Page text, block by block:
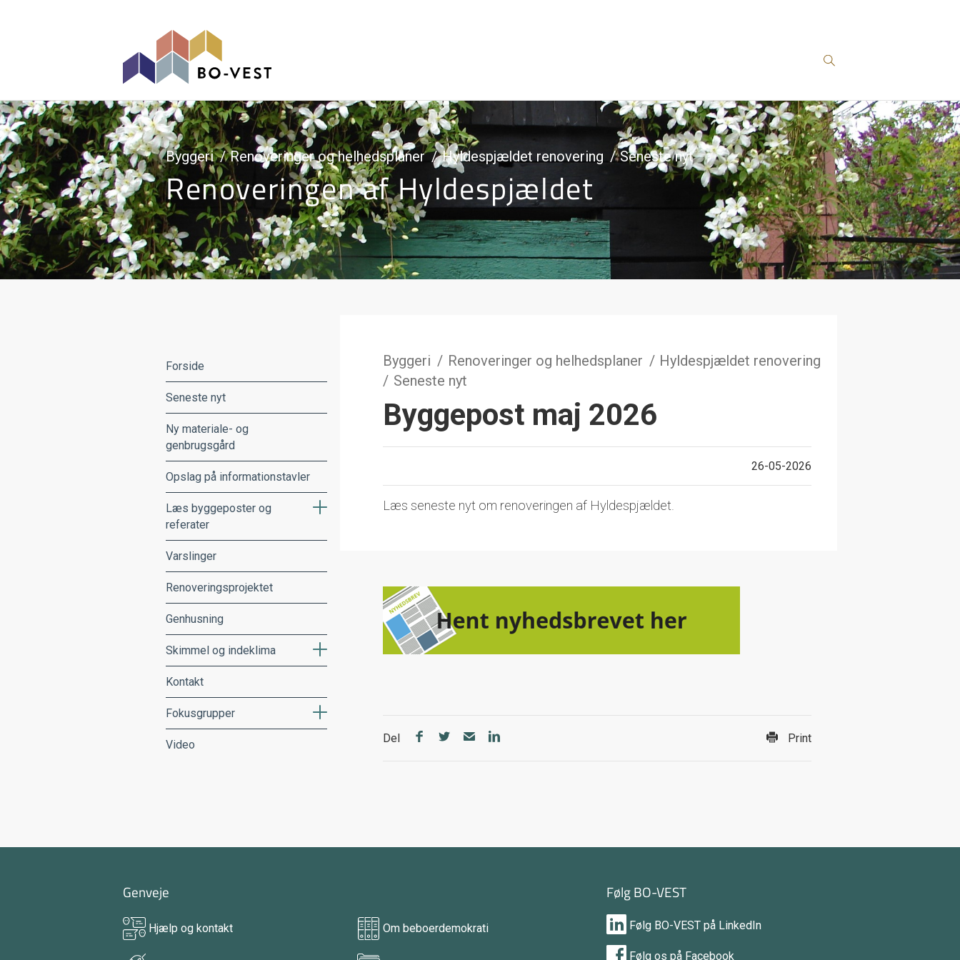
Byggeri Renoveringer og helhedsplaner Hyldespjældet renovering Seneste nyt
Renoveringen af Hyldespjældet
Forside
Seneste nyt
Ny materiale- og
genbrugsgård
Opslag på informationstavler
Læs byggeposter og
referater
Varslinger
Renoveringsprojektet
Genhusning
Skimmel og indeklima
Kontakt
Fokusgrupper
Video
Byggeri Renoveringer og helhedsplaner
Hyldespjældet renovering
Seneste nyt
Byggepost maj 2026
26-05-2026
Læs seneste nyt om renoveringen af Hyldespjældet.
Del Print
Genveje
Hjælp og kontakt Om beboerdemokrati
Følg BO-VEST
Følg BO-VEST på LinkedIn
Følg os på Facebook